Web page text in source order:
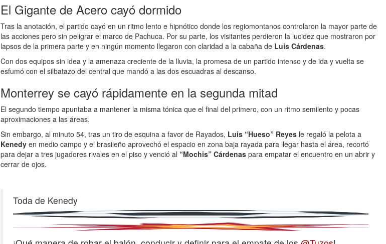
El Gigante de Acero cayó dormido
Tras la anotación, el partido cayó en un ritmo lento e hipnótico donde los regiomontanos controlaron la mayor parte de
las acciones pero sin peligrar el marco de Pachuca. Por su parte, los visitantes perdieron la lucidez que mostraron por
lapsos de la primera parte y en ningún momento llegaron con claridad a la cabaña de Luis Cárdenas.
Con dos equipos sin idea y la amenaza creciente de la lluvia, la promesa de un partido intenso y de ida y vuelta se
esfumó con el silbatazo del central que mandó a las dos escuadras al descanso.
Monterrey se cayó rápidamente en la segunda mitad
El segundo tiempo apuntaba a mantener la misma tónica que el final del primero, con un ritmo semilento y pocas
aproximaciones a las áreas.
Sin embargo, al minuto 54, tras un tiro de esquina a favor de Rayados, Luis “Hueso” Reyes le regaló la pelota a
Kenedy en medio campo y el brasileño aprovechó el espacio en zona baja rayada para llegar hasta el área, recortó
para dejar a tres jugadores rivales en el piso y venció al “Mochis” Cárdenas para empatar el encuentro en un abrir y
cerrar de ojos.
Toda de Kenedy